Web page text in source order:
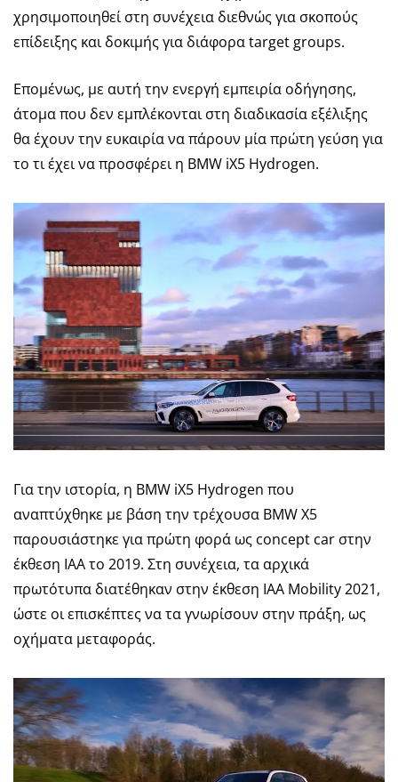
χρησιμοποιηθεί στη συνέχεια διεθνώς για σκοπούς
επίδειξης και δοκιμής για διάφορα target groups.
Επομένως, με αυτή την ενεργή εμπειρία οδήγησης,
άτομα που δεν εμπλέκονται στη διαδικασία εξέλιξης
θα έχουν την ευκαιρία να πάρουν μία πρώτη γεύση για
το τι έχει να προσφέρει η BMW iX5 Hydrogen.
Για την ιστορία, η BMW iX5 Hydrogen που
αναπτύχθηκε με βάση την τρέχουσα BMW X5
παρουσιάστηκε για πρώτη φορά ως concept car στην
έκθεση IAA το 2019. Στη συνέχεια, τα αρχικά
πρωτότυπα διατέθηκαν στην έκθεση IAA Mobility 2021,
ώστε οι επισκέπτες να τα γνωρίσουν στην πράξη, ως
οχήματα μεταφοράς.